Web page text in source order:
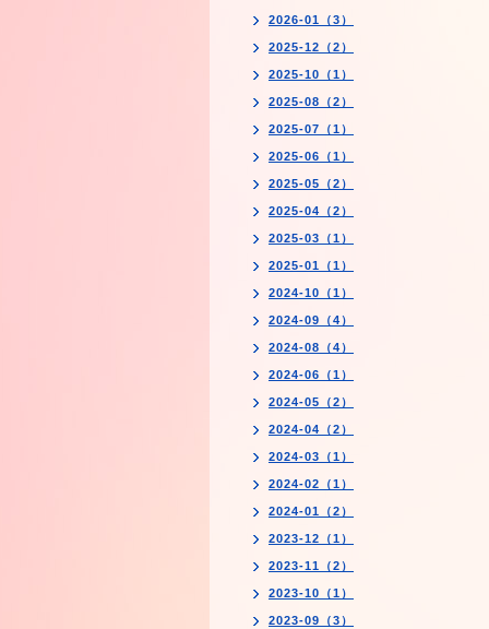
2026-01（3）
2025-12（2）
2025-10（1）
2025-08（2）
2025-07（1）
2025-06（1）
2025-05（2）
2025-04（2）
2025-03（1）
2025-01（1）
2024-10（1）
2024-09（4）
2024-08（4）
2024-06（1）
2024-05（2）
2024-04（2）
2024-03（1）
2024-02（1）
2024-01（2）
2023-12（1）
2023-11（2）
2023-10（1）
2023-09（3）